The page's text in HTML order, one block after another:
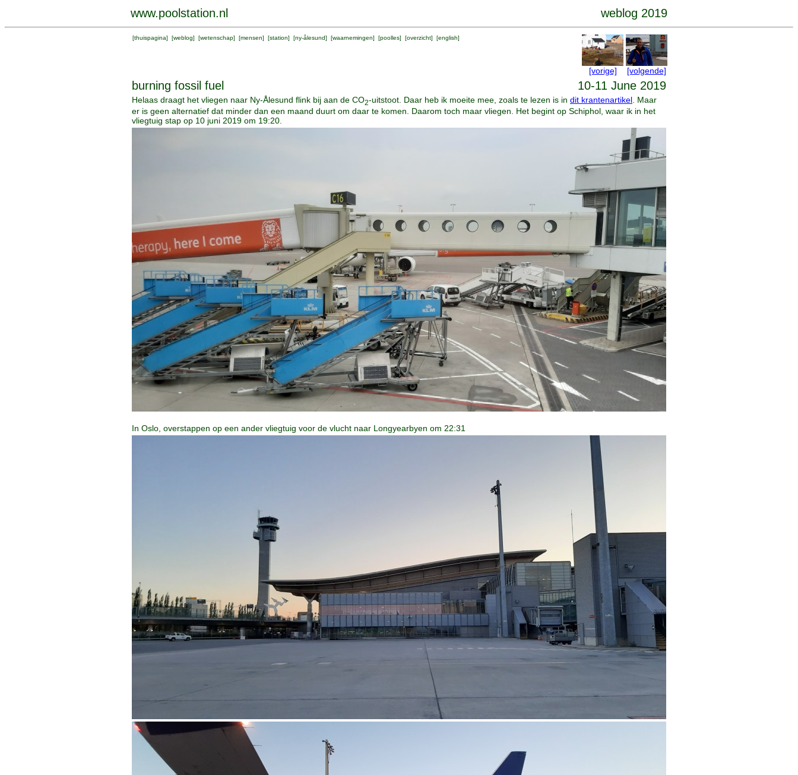
www.poolstation.nl weblog 2019
[thuispagina] [weblog] [wetenschap] [mensen] [station] [ny-ålesund] [waarnemingen] [poolles] [overzicht] [english]
[vorige] [volgende]
burning fossil fuel 10-11 June 2019
Helaas draagt het vliegen naar Ny-Ålesund flink bij aan de CO2-uitstoot. Daar heb ik moeite mee, zoals te lezen is in dit krantenartikel . Maar
er is geen alternatief dat minder dan een maand duurt om daar te komen. Daarom toch maar vliegen. Het begint op Schiphol, waar ik in het
vliegtuig stap op 10 juni 2019 om 19:20.
In Oslo, overstappen op een ander vliegtuig voor de vlucht naar Longyearbyen om 22:31